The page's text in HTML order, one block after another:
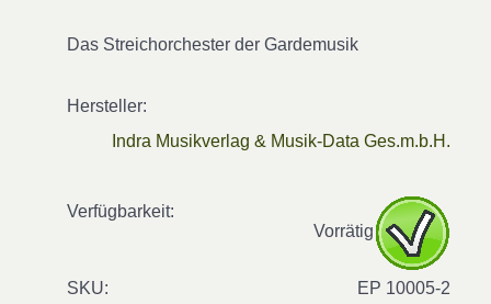
Das Streichorchester der Gardemusik
Hersteller:
Indra Musikverlag & Musik-Data Ges.m.b.H.
Verfügbarkeit:
Vorrätig
SKU: EP 10005-2